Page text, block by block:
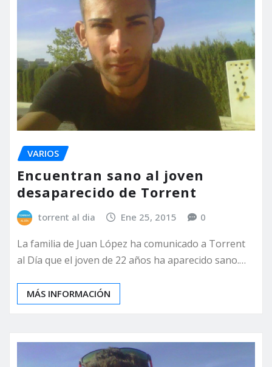
VARIOS
Encuentran sano al joven
desaparecido de Torrent
torrent al dia Ene 25, 2015 0
La familia de Juan López ha comunicado a Torrent
al Día que el joven de 22 años ha aparecido sano.…
MÁS INFORMACIÓN